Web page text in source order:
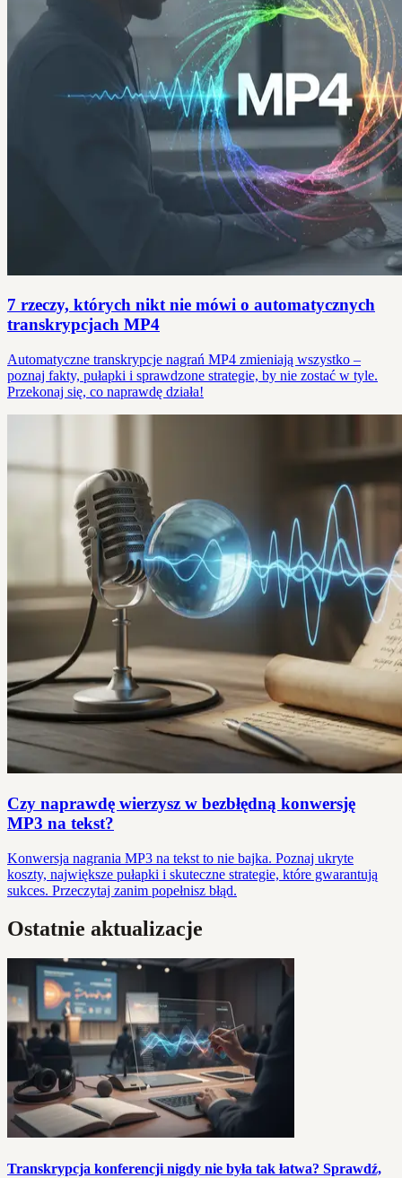
7 rzeczy, których nikt nie mówi o automatycznych
transkrypcjach MP4
Automatyczne transkrypcje nagrań MP4 zmieniają wszystko –
poznaj fakty, pułapki i sprawdzone strategie, by nie zostać w tyle.
Przekonaj się, co naprawdę działa!
Czy naprawdę wierzysz w bezbłędną konwersję
MP3 na tekst?
Konwersja nagrania MP3 na tekst to nie bajka. Poznaj ukryte
koszty, największe pułapki i skuteczne strategie, które gwarantują
sukces. Przeczytaj zanim popełnisz błąd.
Ostatnie aktualizacje
Transkrypcja konferencji nigdy nie była tak łatwa? Sprawdź,